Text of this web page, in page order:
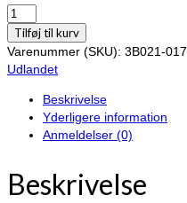
2022.
5
taka.
Bangladech.
Tilføj til kurv
Varenummer (SKU): 3B021-017
Udlandet
Beskrivelse
Yderligere information
Anmeldelser (0)
Beskrivelse